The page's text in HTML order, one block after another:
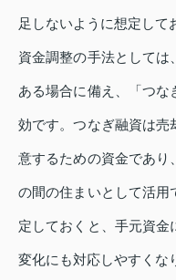
足しないように想定して
資金調整の手法として
ある場合に備え、「つ
効です。つなぎ融資は売
意するための資金であり
の間の住まいとして活用
定しておくと、手元資金
変化にも対応しやすくな